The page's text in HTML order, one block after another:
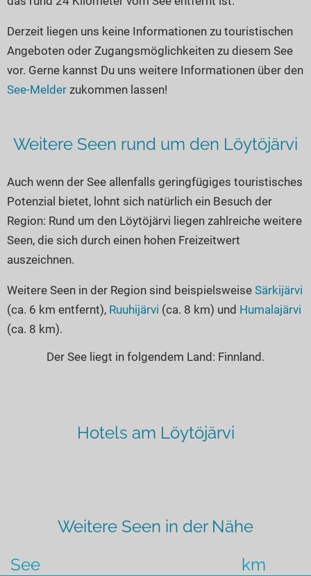
Glamping
Seen in Europa
Österreich
Schweiz
Frankreich
Norwegen
alle Länder…
Derzeit liegen uns keine Informationen zu touristischen
Angeboten oder Zugangsmöglichkeiten zu diesem See
vor. Gerne kannst Du uns weitere Informationen über den
See-Melder zukommen lassen!
Weitere Seen rund um den Löytöjärvi
Auch wenn der See allenfalls geringfügiges touristisches
Potenzial bietet, lohnt sich natürlich ein Besuch der
Region: Rund um den Löytöjärvi liegen zahlreiche weitere
Seen, die sich durch einen hohen Freizeitwert
auszeichnen.
Weitere Seen in der Region sind beispielsweise Särkijärvi
(ca. 6 km entfernt), Ruuhijärvi (ca. 8 km) und Humalajärvi
(ca. 8 km).
Der See liegt in folgendem Land: Finnland.
Hotels am Löytöjärvi
Weitere Seen in der Nähe
See
km